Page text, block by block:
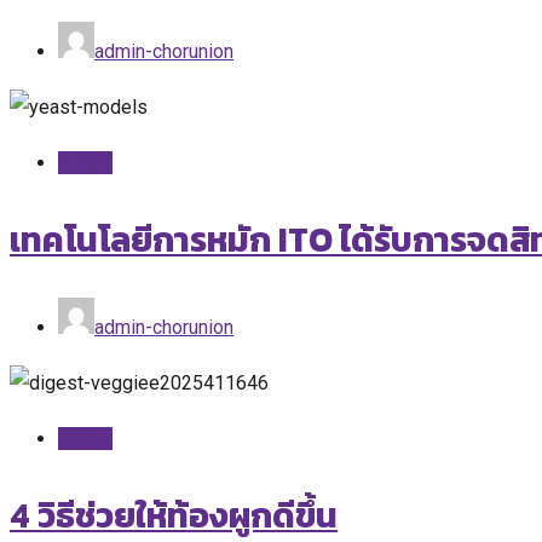
admin-chorunion
เทคโนโลยีการหมัก ITO ได้รับการจด
admin-chorunion
4 วิธีช่วยให้ท้องผูกดีขึ้น